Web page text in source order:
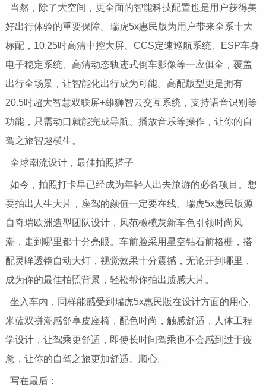
当然，除了大空间，更全面的智能科技配置也是用户获得美
好出行体验的重要保障。瑞虎5x惠民版为用户带来全系十大
标配，10.25吋高清中控大屏、CCS定速巡航系统、ESP车身
电子稳定系统、高清动态轨迹式倒车影像等一应俱全，覆盖
出行全场景，让智能化出行成为可能。高配版型更是拥有
20.5吋超大智慧双联屏+雄狮智云交互系统，支持语音识别等
功能，只需动口就能完成导航、播放音乐等操作，让你的自
驾之旅智趣横生。
全球潮流设计，最佳拍照搭子
如今，拍照打卡早已经成为年轻人出去旅游的必备项目。想
要拍出人生大片，座驾的颜值一定要在线。瑞虎5x惠民版源
自奇瑞欧洲造型团队设计，风范橄榄灰新车色引领时尚风
潮，走到哪里都十分亮眼。车前脸采用星空钻石前格栅，搭
配灵眸透镜自动大灯，视觉效果十分震撼，无论开到哪里，
成为你的最佳拍照背景，轻松帮你拍出质感大片。
坐入车内，同样能感受到瑞虎5x惠民版在设计方面的用心。
米蓝双拼潮感舒享皮座椅，配色时尚，触感舒适，人体工程
学设计，让驾乘更舒适，即使长时间驾乘也不会感到过于疲
惫，让你的自驾之旅更加舒适、顺心。
写在最后：